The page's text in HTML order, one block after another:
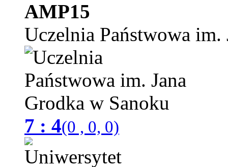
AMP15
Uczelnia Państwowa
7 : 4(0 , 0, 0)